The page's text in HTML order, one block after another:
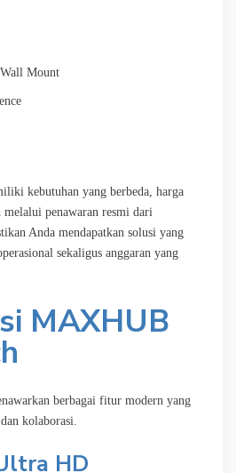
Mount
kebutuhan yang berbeda, harga
penawaran resmi dari
Anda mendapatkan solusi yang
sekaligus anggaran yang
MAXHUB
berbagai fitur modern yang
kolaborasi.
HD